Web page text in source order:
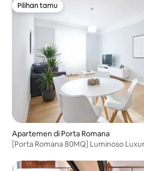
Pilihan tamu
Pilihan tamu
Apartemen di Porta Romana
[Porta Romana 80MQ] Luminoso